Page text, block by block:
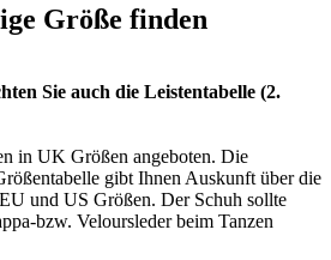
Größe finden
Sie auch die Leistentabelle (2.
in UK Größen angeboten. Die
gibt Ihnen Auskunft über die
und US Größen. Der Schuh sollte
bzw. Veloursleder beim Tanzen